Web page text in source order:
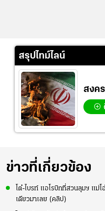
สรุปไทม์ไลน์
สงค
ข่าวที่เกี่ยวข้อง
โต๋-ไบรท์ แอโรบิกที่สวนลุมฯ แม่
เดียวมาเลย (คลิป)